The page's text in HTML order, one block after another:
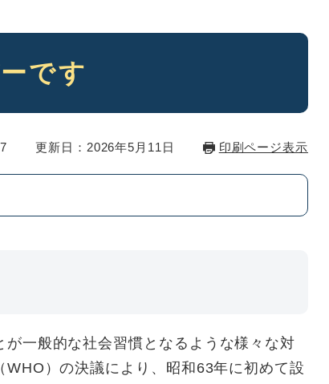
です
更新日：2026年5月11日 印刷ページ表示
一般的な社会習慣となるような様々な対
）の決議により、昭和63年に初めて設